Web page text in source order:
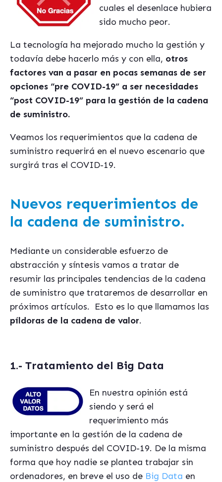
cuales el desenlace hubiera
sido mucho peor.
La tecnología ha mejorado mucho la gestión y
todavía debe hacerlo más y con ella, otros
factores van a pasar en pocas semanas de ser
opciones “pre COVID-19” a ser necesidades
“post COVID-19” para la gestión de la cadena
de suministro.
Veamos los requerimientos que la cadena de
suministro requerirá en el nuevo escenario que
surgirá tras el COVID-19.
Nuevos requerimientos de
la cadena de suministro.
Mediante un considerable esfuerzo de
abstracción y síntesis vamos a tratar de
resumir las principales tendencias de la cadena
de suministro que trataremos de desarrollar en
próximos artículos. Esto es lo que llamamos las
píldoras de la cadena de valor.
1.- Tratamiento del Big Data
En nuestra opinión está
siendo y será el
requerimiento más
importante en la gestión de la cadena de
suministro después del COVID-19. De la misma
forma que hoy nadie se plantea trabajar sin
ordenadores, en breve el uso de Big Data en